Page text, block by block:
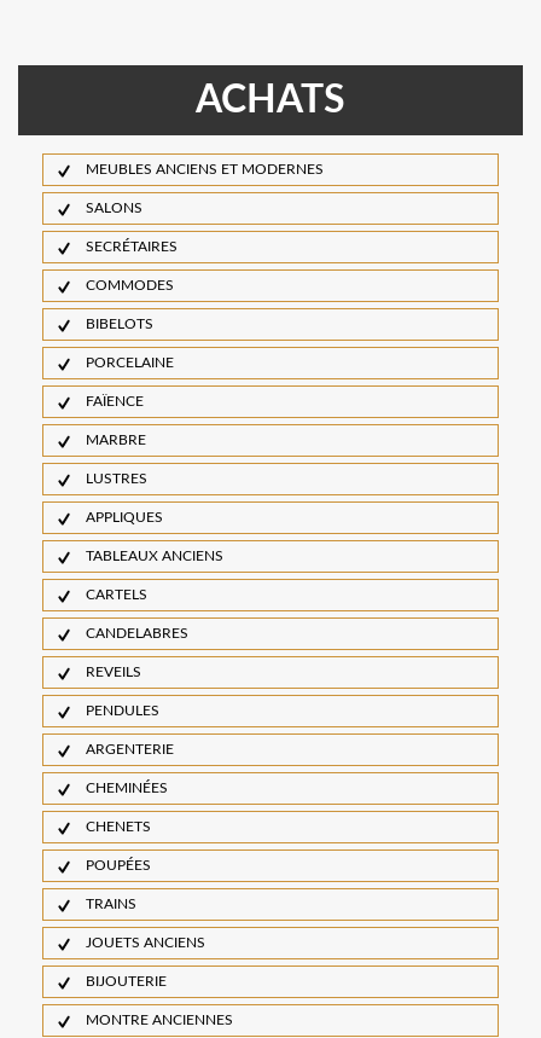
ACHATS
MEUBLES ANCIENS ET MODERNES
SALONS
SECRÉTAIRES
COMMODES
BIBELOTS
PORCELAINE
FAÏENCE
MARBRE
LUSTRES
APPLIQUES
TABLEAUX ANCIENS
CARTELS
CANDELABRES
REVEILS
PENDULES
ARGENTERIE
CHEMINÉES
CHENETS
POUPÉES
TRAINS
JOUETS ANCIENS
BIJOUTERIE
MONTRE ANCIENNES